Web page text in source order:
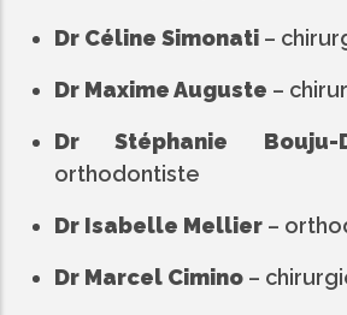
Dr Céline Simonati –
Dr Maxime Auguste –
Dr Stéphanie Bouju-
orthodontiste
Dr Isabelle Mellier –
Dr Marcel Cimino –